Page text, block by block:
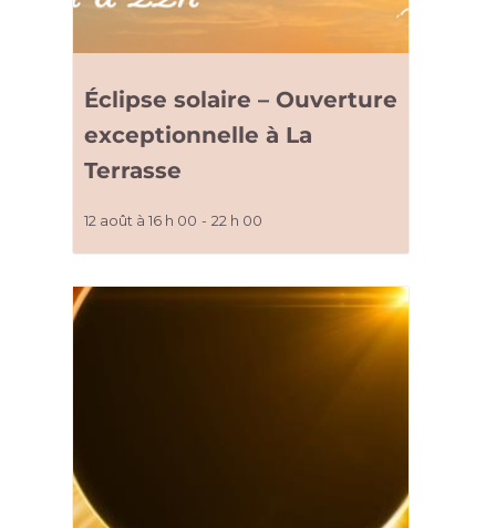
Éclipse solaire – Ouverture
exceptionnelle à La
Terrasse
12 août à 16 h 00 - 22 h 00